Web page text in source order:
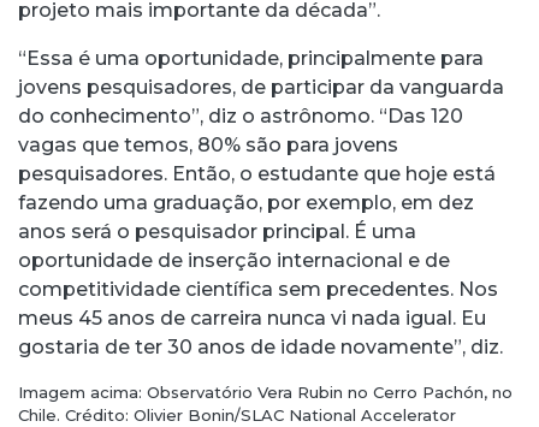
projeto mais importante da década”.
“Essa é uma oportunidade, principalmente para
jovens pesquisadores, de participar da vanguarda
do conhecimento”, diz o astrônomo. “Das 120
vagas que temos, 80% são para jovens
pesquisadores. Então, o estudante que hoje está
fazendo uma graduação, por exemplo, em dez
anos será o pesquisador principal. É uma
oportunidade de inserção internacional e de
competitividade científica sem precedentes. Nos
meus 45 anos de carreira nunca vi nada igual. Eu
gostaria de ter 30 anos de idade novamente”, diz.
Imagem acima: Observatório Vera Rubin no Cerro Pachón, no
Chile. Crédito: Olivier Bonin/SLAC National Accelerator